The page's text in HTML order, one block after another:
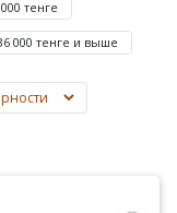
тенге
000 тенге и выше